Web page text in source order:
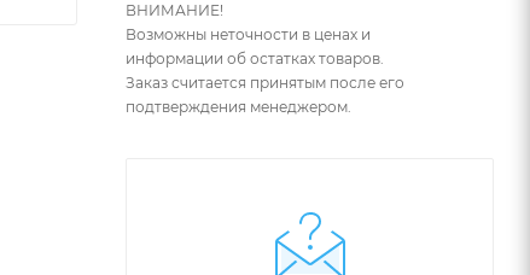
ВНИМАНИЕ!
Возможны неточности в ценах и
информации об остатках товаров.
Заказ считается принятым после его
подтверждения менеджером.